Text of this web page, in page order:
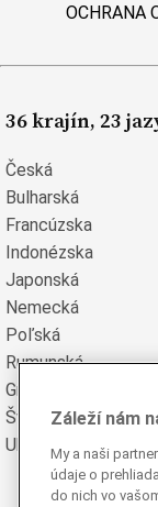
OCHRANA
36 krajín, 23
Česká
Bulharská
Francúzska
Indonézska
Japonská
Nemecká
Poľská
Rumunská
Grécka
Švédska
Ukrajinská
Záleží nám
My a naši
údaje o
do nich vo